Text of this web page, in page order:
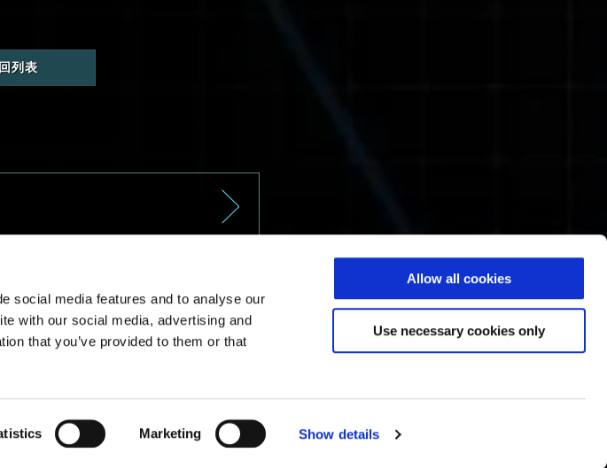
social media features and to analyse our
with our social media, advertising and
that you’ve provided to them or that
Marketing Show details
Allow all cookies
Use necessary cookies only
列表